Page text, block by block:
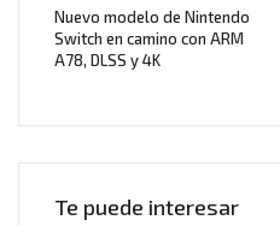
Nuevo modelo de Nintendo
Switch en camino con ARM
A78, DLSS y 4K
Te puede interesar